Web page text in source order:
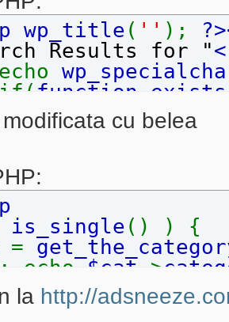
wp_title( '' );
Results for "
echo
if( function_exists
=>'%tagdisplay%'
'; }?><?
if( wp_title ( ' ' ,
bloginfo (
is_single() ) {
; echo$cat->
cu belea
is_single () ) {
=
; echo $cat ->
la http://